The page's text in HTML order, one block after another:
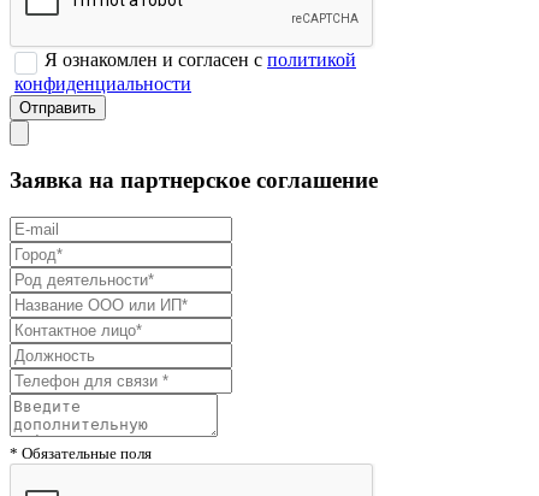
Я ознакомлен и согласен с политикой
конфиденциальности
Заявка на партнерское соглашение
* Обязательные поля